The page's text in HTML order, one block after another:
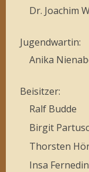
Dr. Joachim
Jugendwartin:
Anika
Beisitzer:
Ralf Budde
Birgit
Thorsten
Insa